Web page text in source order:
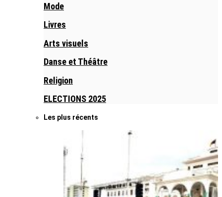
Mode
Livres
Arts visuels
Danse et Théâtre
Religion
ELECTIONS 2025
Les plus récents